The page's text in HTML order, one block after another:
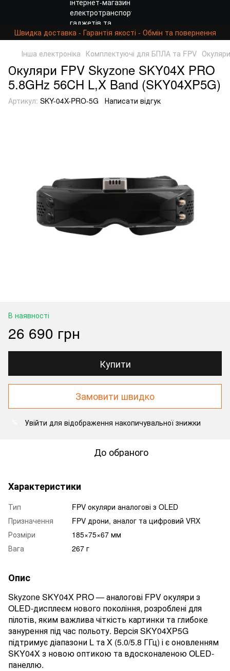
Швидка доставка - Гарантія якості - Обмін та повернення
Інша електроніка Комплектуючі для БПЛА та FPV
Окуляри FPV Skyzone SKY04X PRO
5.8GHz 56CH L,X Band (SKY04XP5G)
Артикул: SKY-04X-PRO-5G Написати відгук
В наявності
26 690 грн
Купити
Замовити швидко
Увійти для відображення накопичувальної знижки
До обраного
Характеристики
Тип
FPV окуляри аналогові з OLED
Призначення
FPV дрони, аналог та цифровий VRX
Розміри
185×75×67 мм
Вага
267 г
Опис
Skyzone SKY04X PRO — аналогові FPV окуляри з
OLED-дисплеєм нового покоління, розроблені для
пілотів, яким важлива чіткість картинки та глибоке
занурення під час польоту. Версія SKY04XP5G
підтримує діапазони L та X (5.0/5.8 ГГц) і є оновленням
SKY04X з новою оптикою та вдосконаленою OLED-
панеллю.